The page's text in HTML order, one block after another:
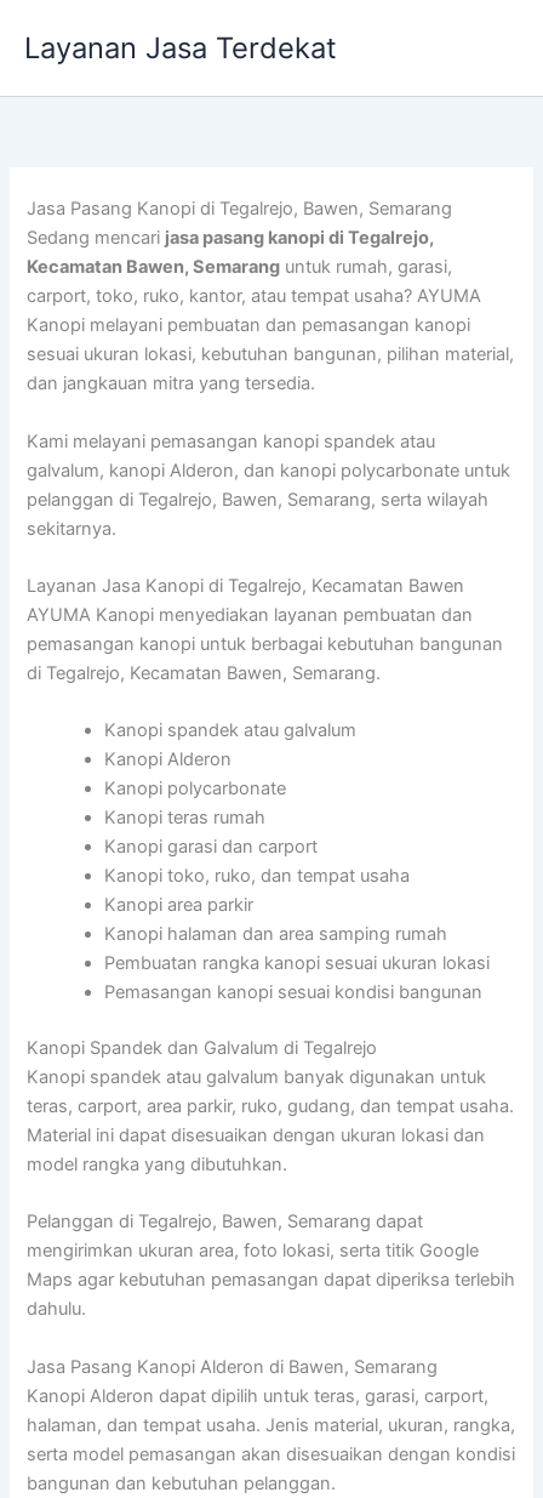
Layanan Jasa Terdekat
Jasa Pasang Kanopi di Tegalrejo, Bawen, Semarang
Sedang mencari jasa pasang kanopi di Tegalrejo,
Kecamatan Bawen, Semarang untuk rumah, garasi,
carport, toko, ruko, kantor, atau tempat usaha? AYUMA
Kanopi melayani pembuatan dan pemasangan kanopi
sesuai ukuran lokasi, kebutuhan bangunan, pilihan material,
dan jangkauan mitra yang tersedia.
Kami melayani pemasangan kanopi spandek atau
galvalum, kanopi Alderon, dan kanopi polycarbonate untuk
pelanggan di Tegalrejo, Bawen, Semarang, serta wilayah
sekitarnya.
Layanan Jasa Kanopi di Tegalrejo, Kecamatan Bawen
AYUMA Kanopi menyediakan layanan pembuatan dan
pemasangan kanopi untuk berbagai kebutuhan bangunan
di Tegalrejo, Kecamatan Bawen, Semarang.
Kanopi spandek atau galvalum
Kanopi Alderon
Kanopi polycarbonate
Kanopi teras rumah
Kanopi garasi dan carport
Kanopi toko, ruko, dan tempat usaha
Kanopi area parkir
Kanopi halaman dan area samping rumah
Pembuatan rangka kanopi sesuai ukuran lokasi
Pemasangan kanopi sesuai kondisi bangunan
Kanopi Spandek dan Galvalum di Tegalrejo
Kanopi spandek atau galvalum banyak digunakan untuk
teras, carport, area parkir, ruko, gudang, dan tempat usaha.
Material ini dapat disesuaikan dengan ukuran lokasi dan
model rangka yang dibutuhkan.
Pelanggan di Tegalrejo, Bawen, Semarang dapat
mengirimkan ukuran area, foto lokasi, serta titik Google
Maps agar kebutuhan pemasangan dapat diperiksa terlebih
dahulu.
Jasa Pasang Kanopi Alderon di Bawen, Semarang
Kanopi Alderon dapat dipilih untuk teras, garasi, carport,
halaman, dan tempat usaha. Jenis material, ukuran, rangka,
serta model pemasangan akan disesuaikan dengan kondisi
bangunan dan kebutuhan pelanggan.